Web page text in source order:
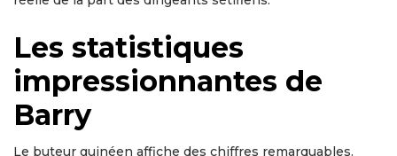
Les statistiques
impressionnantes de
Barry
Le buteur guinéen affiche des chiffres remarquables.